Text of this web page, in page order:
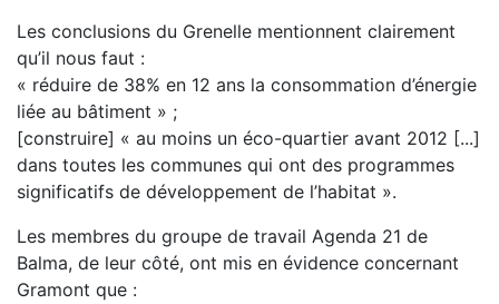
Les conclusions du Grenelle mentionnent clairement
qu’il nous faut :
« réduire de 38% en 12 ans la consommation d’énergie
liée au bâtiment » ;
[construire] « au moins un éco-quartier avant 2012 [...]
dans toutes les communes qui ont des programmes
significatifs de développement de l’habitat ».
Les membres du groupe de travail Agenda 21 de
Balma, de leur côté, ont mis en évidence concernant
Gramont que :